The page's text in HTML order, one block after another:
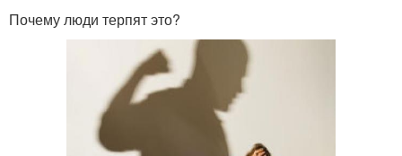
Почему люди терпят это?